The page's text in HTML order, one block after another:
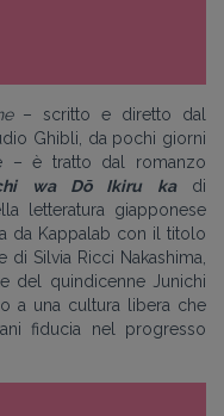
– scritto e diretto dal
Ghibli, da pochi giorni
– è tratto dal romanzo
wa Dō Ikiru kadi
letteratura giapponese
da Kappalab con il titolo
di Silvia Ricci Nakashima,
del quindicenne Junichi
a una cultura libera che
fiducia nel progresso